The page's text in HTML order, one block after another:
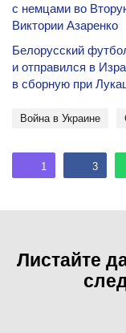
с немцами во
Виктории Азаренко
Белорусский
и отправился в
в сборную при
Война в Украине
1 3
Листайте